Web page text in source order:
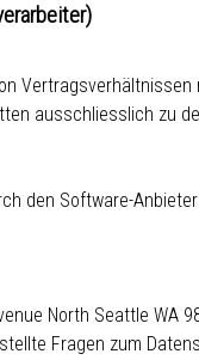
ausschliesslich zu
den Software-
North Seattle WA
Fragen zum